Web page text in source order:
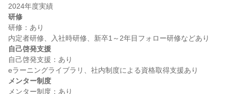
研修
研修：あり
自己啓発支援
自己啓発支援：あり
メンター制度